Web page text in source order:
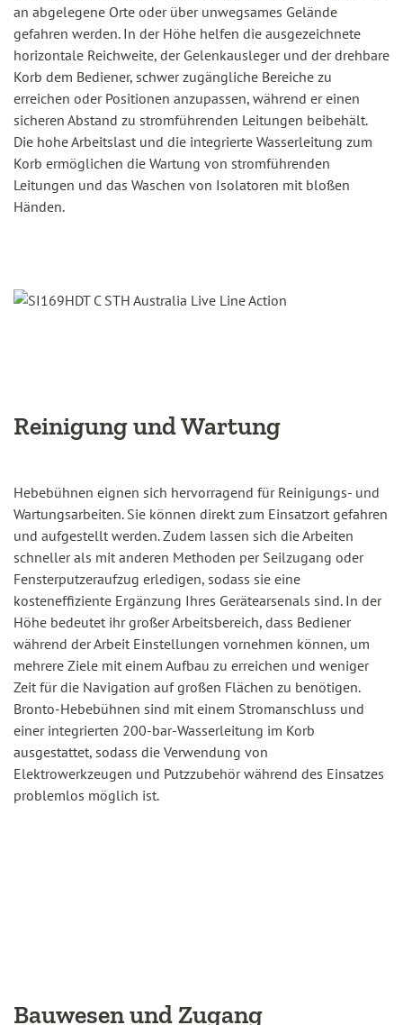
an abgelegene Orte oder über unwegsames Gelände
gefahren werden. In der Höhe helfen die ausgezeichnete
horizontale Reichweite, der Gelenkausleger und der drehbare
Korb dem Bediener, schwer zugängliche Bereiche zu
erreichen oder Positionen anzupassen, während er einen
sicheren Abstand zu stromführenden Leitungen beibehält.
Die hohe Arbeitslast und die integrierte Wasserleitung zum
Korb ermöglichen die Wartung von stromführenden
Leitungen und das Waschen von Isolatoren mit bloßen
Händen.
Reinigung und Wartung
Hebebühnen eignen sich hervorragend für Reinigungs- und
Wartungsarbeiten. Sie können direkt zum Einsatzort gefahren
und aufgestellt werden. Zudem lassen sich die Arbeiten
schneller als mit anderen Methoden per Seilzugang oder
Fensterputzeraufzug erledigen, sodass sie eine
kosteneffiziente Ergänzung Ihres Gerätearsenals sind. In der
Höhe bedeutet ihr großer Arbeitsbereich, dass Bediener
während der Arbeit Einstellungen vornehmen können, um
mehrere Ziele mit einem Aufbau zu erreichen und weniger
Zeit für die Navigation auf großen Flächen zu benötigen.
Bronto-Hebebühnen sind mit einem Stromanschluss und
einer integrierten 200-bar-Wasserleitung im Korb
ausgestattet, sodass die Verwendung von
Elektrowerkzeugen und Putzzubehör während des Einsatzes
problemlos möglich ist.
Bauwesen und Zugang